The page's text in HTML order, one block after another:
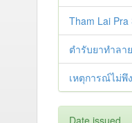
Tham Lai Pra
ตำรับยาทำลา
เหตุการณ์ไม่พึ
Date issued